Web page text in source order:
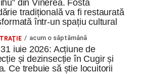
din Vinerea. Fosta
tradițională va fi restaurată
într-un spațiu cultural
acum o săptămână
iuie 2026: Acțiune de
și dezinsecție în Cugir și
Ce trebuie să știe locuitorii